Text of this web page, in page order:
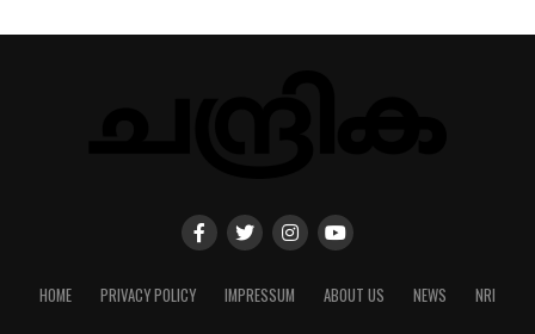
HOME PRIVACY POLICY IMPRESSUM ABOUT US NEWS NRI